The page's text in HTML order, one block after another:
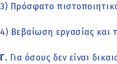
3) Πρόσφατο
4) Βεβαίωση εργασίας και
Γ. Για όσους δεν είναι